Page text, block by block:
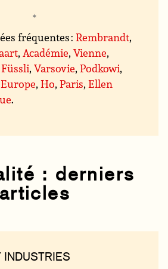
fréquentes :Rembrandt,
,Académie,Vienne,
Füssli,Varsovie,Podkowi,
Europe,Ho,Paris,Ellen
.
: derniers
articles